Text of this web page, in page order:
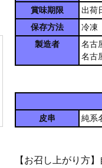
賞味期限
出荷
保存方法
冷凍
製造者
名古
名古
皮串 純系
【お召し上がり方